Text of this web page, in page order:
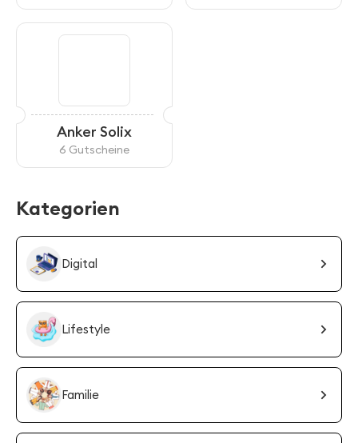
Anker Solix
6 Gutscheine
Kategorien
Digital
Lifestyle
Familie